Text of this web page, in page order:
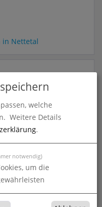
in Nettetal
in Nettetal
welche
Weitere Details
.
notwendig)
um die